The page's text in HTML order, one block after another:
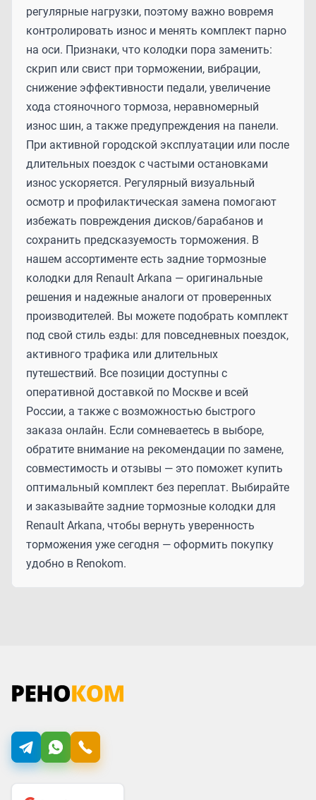
регулярные нагрузки, поэтому важно вовремя
контролировать износ и менять комплект парно
на оси. Признаки, что колодки пора заменить:
скрип или свист при торможении, вибрации,
снижение эффективности педали, увеличение
хода стояночного тормоза, неравномерный
износ шин, а также предупреждения на панели.
При активной городской эксплуатации или после
длительных поездок с частыми остановками
износ ускоряется. Регулярный визуальный
осмотр и профилактическая замена помогают
избежать повреждения дисков/барабанов и
сохранить предсказуемость торможения. В
нашем ассортименте есть задние тормозные
колодки для Renault Arkana — оригинальные
решения и надежные аналоги от проверенных
производителей. Вы можете подобрать комплект
под свой стиль езды: для повседневных поездок,
активного трафика или длительных
путешествий. Все позиции доступны с
оперативной доставкой по Москве и всей
России, а также с возможностью быстрого
заказа онлайн. Если сомневаетесь в выборе,
обратите внимание на рекомендации по замене,
совместимость и отзывы — это поможет купить
оптимальный комплект без переплат. Выбирайте
и заказывайте задние тормозные колодки для
Renault Arkana, чтобы вернуть уверенность
торможения уже сегодня — оформить покупку
удобно в Renokom.